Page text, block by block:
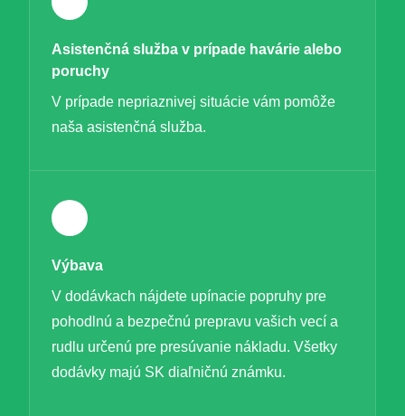
Asistenčná služba v prípade havárie alebo
poruchy
V prípade nepriaznivej situácie vám pomôže
naša asistenčná služba.
Výbava
V dodávkach nájdete upínacie popruhy pre
pohodlnú a bezpečnú prepravu vašich vecí a
rudlu určenú pre presúvanie nákladu. Všetky
dodávky majú SK diaľničnú známku.